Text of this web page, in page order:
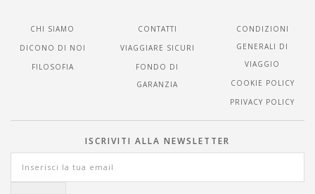
CHI SIAMO
DICONO DI NOI
FILOSOFIA
CONTATTI
VIAGGIARE SICURI
FONDO DI
GARANZIA
CONDIZIONI
GENERALI DI
VIAGGIO
COOKIE POLICY
PRIVACY POLICY
ISCRIVITI ALLA NEWSLETTER